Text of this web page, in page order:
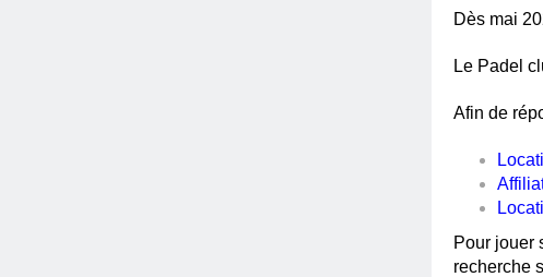
Dès mai
Le Padel
Afin de
Pour jouer
recherche